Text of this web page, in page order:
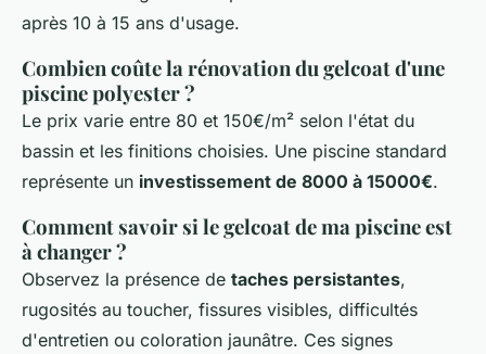
après 10 à 15 ans d'usage.
Combien coûte la rénovation du gelcoat d'une
piscine polyester ?
Le prix varie entre 80 et 150€/m² selon l'état du
bassin et les finitions choisies. Une piscine standard
représente un investissement de 8000 à 15000€.
Comment savoir si le gelcoat de ma piscine est
à changer ?
Observez la présence de taches persistantes,
rugosités au toucher, fissures visibles, difficultés
d'entretien ou coloration jaunâtre. Ces signes